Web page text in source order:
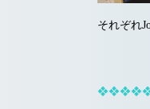
それぞれ